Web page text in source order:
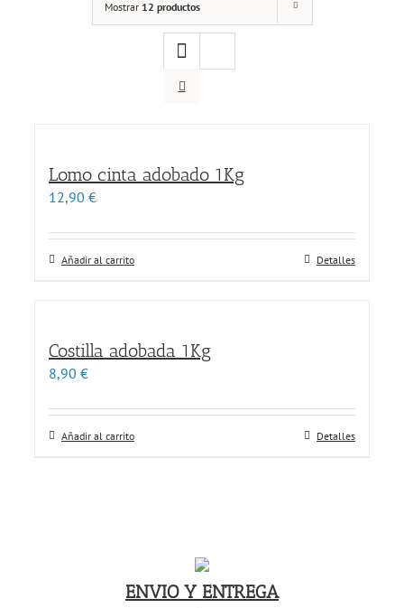
Mostrar 12 productos
Lomo cinta adobado 1Kg
12,90 €
Añadir al carrito Detalles
Costilla adobada 1Kg
8,90 €
Añadir al carrito Detalles
ENVIO Y ENTREGA